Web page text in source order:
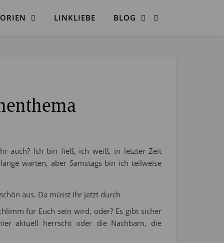
LINKLIEBE BLOG
auch? Ich bin fieß, ich weiß, in letzter Zeit
warten, aber Samstags bin ich teilweise
aus. Da müsst Ihr jetzt durch
für Euch sein wird, oder? Es gibt sicher
aktuell herrscht oder die Nachbarn, die